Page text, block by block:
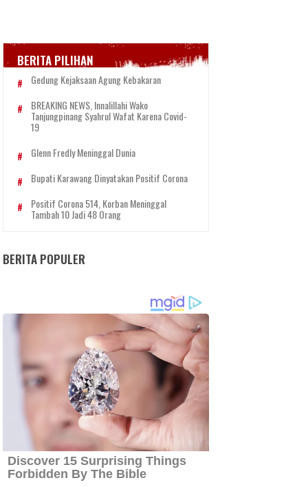
BERITA PILIHAN
Gedung Kejaksaan Agung Kebakaran
BREAKING NEWS, Innalillahi Wako
Tanjungpinang Syahrul Wafat Karena Covid-
19
Glenn Fredly Meninggal Dunia
Bupati Karawang Dinyatakan Positif Corona
Positif Corona 514, Korban Meninggal
Tambah 10 Jadi 48 Orang
BERITA POPULER